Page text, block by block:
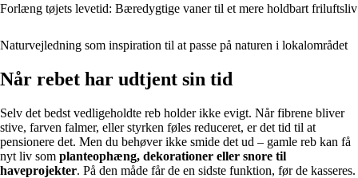
Forlæng tøjets levetid: Bæredygtige vaner til et mere holdbart friluftsliv
Naturvejledning som inspiration til at passe på naturen i lokalområdet
Når rebet har udtjent sin tid
Selv det bedst vedligeholdte reb holder ikke evigt. Når fibrene bliver
stive, farven falmer, eller styrken føles reduceret, er det tid til at
pensionere det. Men du behøver ikke smide det ud – gamle reb kan få
nyt liv som planteophæng, dekorationer eller snore til
haveprojekter. På den måde får de en sidste funktion, før de kasseres.